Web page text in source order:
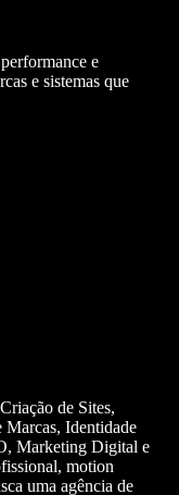
e
e sistemas que
de Sites,
Identidade
Marketing Digital e
motion
uma agência de